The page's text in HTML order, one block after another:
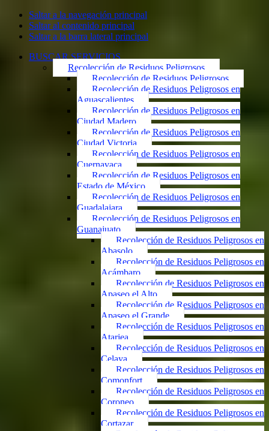
Saltar a la navegación principal
Saltar al contenido principal
Saltar a la barra lateral principal
BUSCAR SERVICIOS
Recolección de Residuos Peligrosos
Recolección de Residuos Peligrosos
Recolección de Residuos Peligrosos en
Aguascalientes
Recolección de Residuos Peligrosos en
Ciudad Madero
Recolección de Residuos Peligrosos en
Ciudad Victoria
Recolección de Residuos Peligrosos en
Cuernavaca
Recolección de Residuos Peligrosos en
Estado de México
Recolección de Residuos Peligrosos en
Guadalajara
Recolección de Residuos Peligrosos en
Guanajuato
Recolección de Residuos Peligrosos en
Abasolo
Recolección de Residuos Peligrosos en
Acámbaro
Recolección de Residuos Peligrosos en
Apaseo el Alto
Recolección de Residuos Peligrosos en
Apaseo el Grande
Recolección de Residuos Peligrosos en
Atarjea
Recolección de Residuos Peligrosos en
Celaya
Recolección de Residuos Peligrosos en
Comonfort
Recolección de Residuos Peligrosos en
Coroneo
Recolección de Residuos Peligrosos en
Cortazar